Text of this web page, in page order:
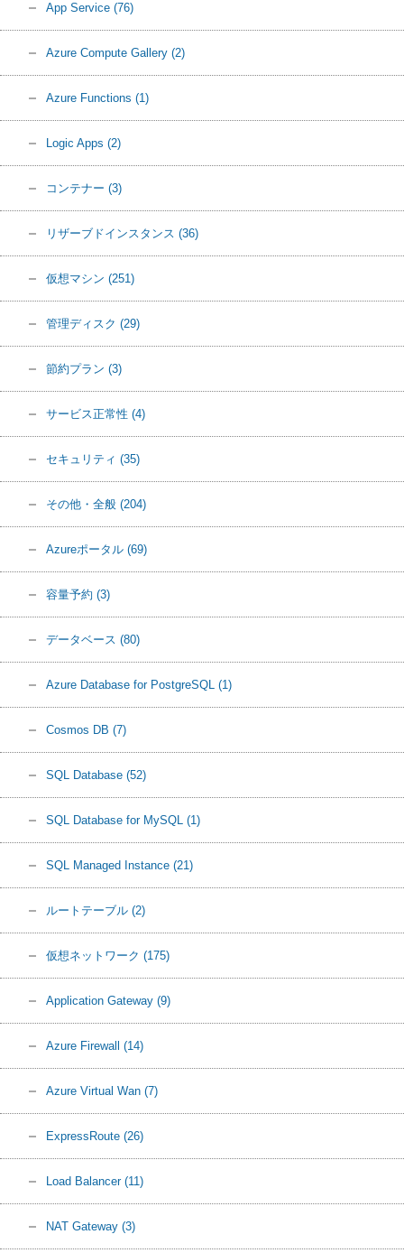
App Service (76)
Azure Compute Gallery (2)
Azure Functions (1)
Logic Apps (2)
コンテナー (3)
リザーブドインスタンス (36)
仮想マシン (251)
管理ディスク (29)
節約プラン (3)
サービス正常性 (4)
セキュリティ (35)
その他・全般 (204)
Azureポータル (69)
容量予約 (3)
データベース (80)
Azure Database for PostgreSQL (1)
Cosmos DB (7)
SQL Database (52)
SQL Database for MySQL (1)
SQL Managed Instance (21)
ルートテーブル (2)
仮想ネットワーク (175)
Application Gateway (9)
Azure Firewall (14)
Azure Virtual Wan (7)
ExpressRoute (26)
Load Balancer (11)
NAT Gateway (3)